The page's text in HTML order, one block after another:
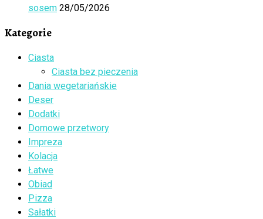
sosem 28/05/2026
Kategorie
Ciasta
Ciasta bez pieczenia
Dania wegetariańskie
Deser
Dodatki
Domowe przetwory
Impreza
Kolacja
Łatwe
Obiad
Pizza
Sałatki